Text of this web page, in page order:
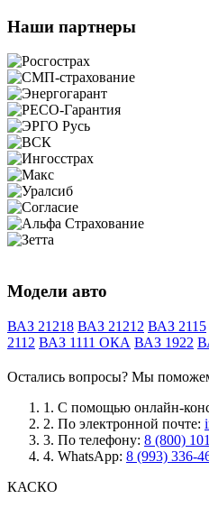
Наши партнеры
Модели авто
ВАЗ 21218 ВАЗ 21212 ВАЗ 2115
2112 ВАЗ 1111 ОКА ВАЗ 1922
Остались вопросы? Мы
1. С помощью онлайн-
2. По электронной почте:
3. По телефону: 8 (800)
4. WhatsApp: 8 (993) 336-
КАСКО